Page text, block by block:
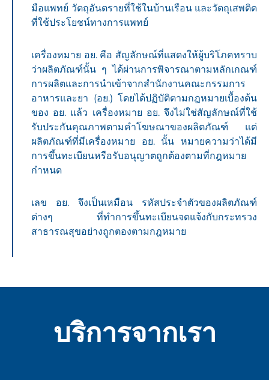
มือแพทย์ วัตถุอันตรายที่ใช้ในบ้านเรือน และวัตถุเสพติด
ที่ใช้ประโยชน์ทางการแพทย์
เครื่องหมาย อย. คือ สัญลักษณ์ที่แสดงให้ผู้บริโภคทราบ
ว่าผลิตภัณฑ์นั้น ๆ ได้ผ่านการพิจารณาตามหลักเกณฑ์
การผลิตและการนำเข้าจากสำนักงานคณะกรรมการ
อาหารและยา (อย.) โดยได้ปฏิบัติตามกฎหมายเบื้องต้น
ของ อย. แล้ว เครื่องหมาย อย. จึงไม่ใช่สัญลักษณ์ที่ใช้
รับประกันคุณภาพตามคำโฆษณาของผลิตภัณฑ์ แต่
ผลิตภัณฑ์ที่มีเครื่องหมาย อย. นั้น หมายความว่าได้มี
การขึ้นทะเบียนหรือรับอนุญาตถูกต้องตามที่กฎหมาย
กำหนด
เลข อย. จึงเป็นเหมือน รหัสประจำตัวของผลิตภัณฑ์
ต่างๆ ที่ทำการขึ้นทะเบียนจดแจ้งกับกระทรวง
สาธารณสุขอย่างถูกตองตามกฎหมาย
บริการจากเรา